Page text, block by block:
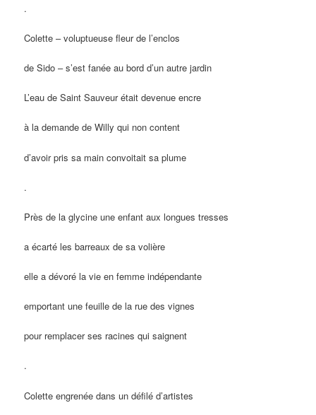
.
Colette – voluptueuse fleur de l’enclos
de Sido – s’est fanée au bord d’un autre jardin
L’eau de Saint Sauveur était devenue encre
à la demande de Willy qui non content
d’avoir pris sa main convoitait sa plume
.
Près de la glycine une enfant aux longues tresses
a écarté les barreaux de sa volière
elle a dévoré la vie en femme indépendante
emportant une feuille de la rue des vignes
pour remplacer ses racines qui saignent
.
Colette engrenée dans un défilé d’artistes